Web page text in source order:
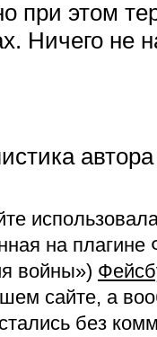
при этом
Ничего не
на
войны»)
сайте, а
без